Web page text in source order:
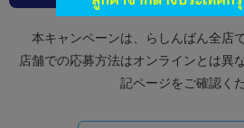
本キャンペーンは、らしんばん全店
店舗での応募方法はオンラインとは異
記ページをご確認くだ